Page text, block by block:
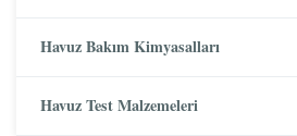
Havuz Bakım Kimyasalları
Havuz Test Malzemeleri